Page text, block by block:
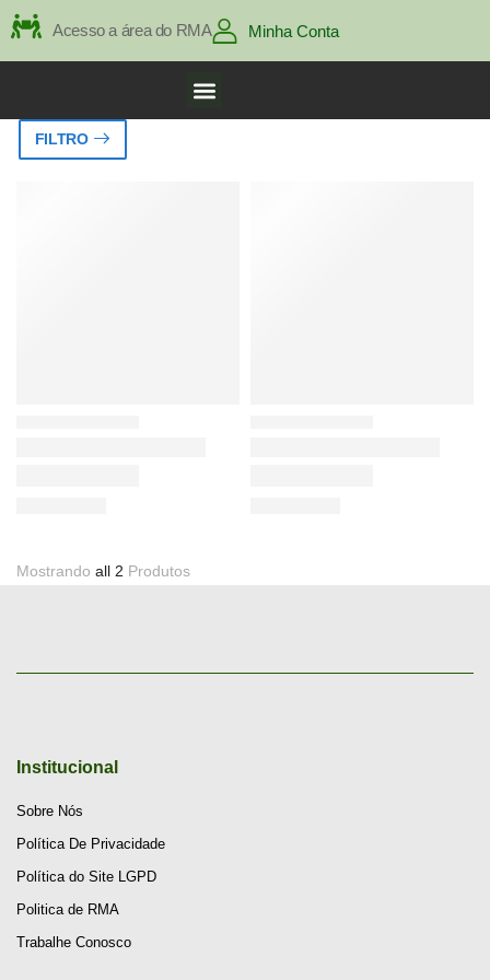
Acesso a área do RMA Minha Conta
FILTRO
Mostrando all 2 Produtos
Institucional
Sobre Nós
Política De Privacidade
Política do Site LGPD
Politica de RMA
Trabalhe Conosco